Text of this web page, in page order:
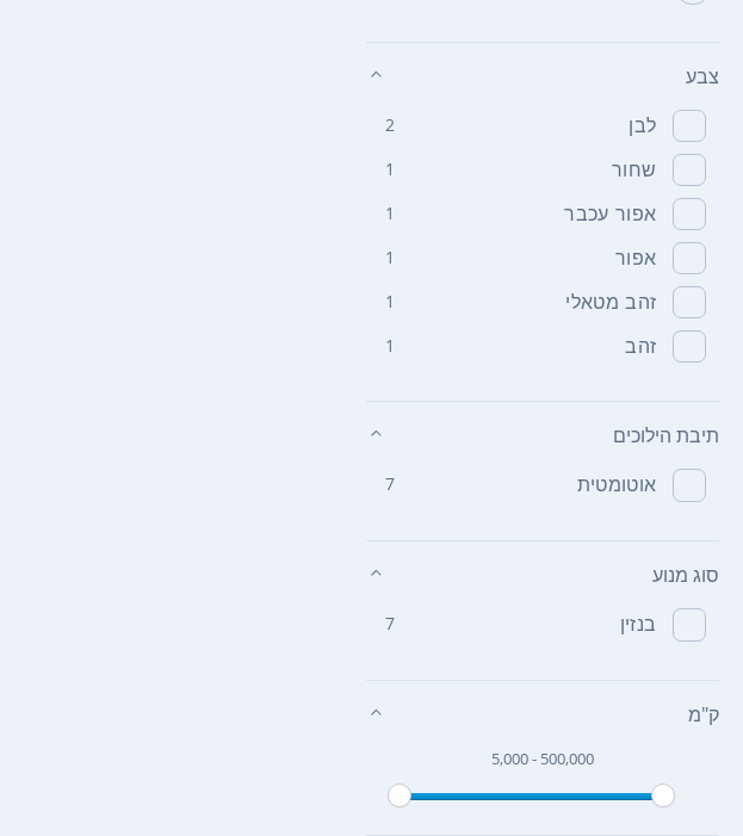
צבע
לבן 2
שחור 1
אפור עכבר 1
אפור 1
זהב מטאלי 1
זהב 1
תיבת הילוכים
אוטומטית 7
סוג מנוע
בנזין 7
ק"מ
5,000 - 500,000